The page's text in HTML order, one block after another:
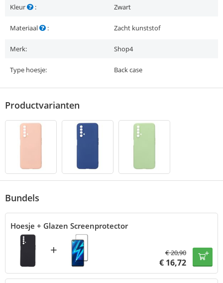
Kleur : Zwart
Materiaal : Zacht kunststof
Merk: Shop4
Type hoesje: Back case
Productvarianten
Bundels
Hoesje + Glazen Screenprotector
+ €20,90
€ 16,72